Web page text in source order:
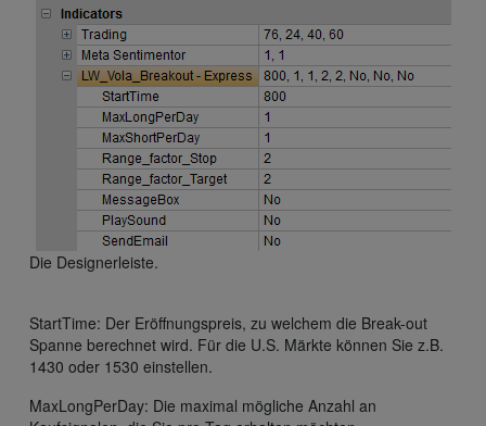
Die Designerleiste.
StartTime: Der Eröffnungspreis, zu welchem die Break-out
Spanne berechnet wird. Für die U.S. Märkte können Sie z.B.
1430 oder 1530 einstellen.
MaxLongPerDay: Die maximal mögliche Anzahl an